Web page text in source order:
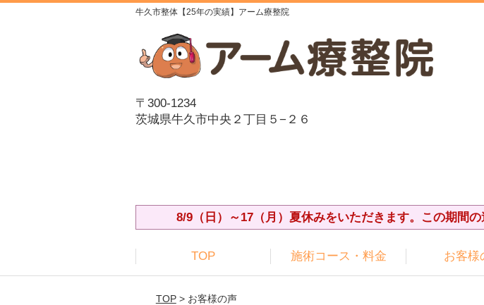
牛久市整体【25年の実績】アーム療整院
〒300-1234
茨城県牛久市中央２丁目５−２６
8/9（日）～17（月）夏休みをいただきます。この期間
TOP 施術コース・料金 お客様
TOP> お客様の声